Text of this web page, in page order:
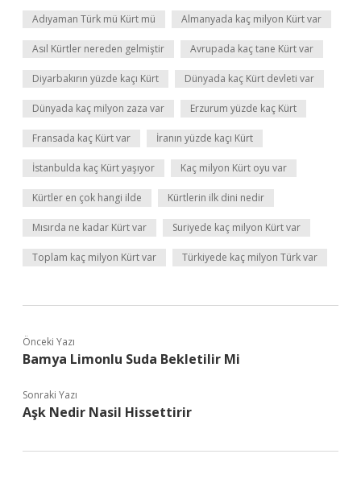
Adıyaman Türk mü Kürt mü Almanyada kaç milyon Kürt var
Asıl Kürtler nereden gelmiştir Avrupada kaç tane Kürt var
Diyarbakırın yüzde kaçı Kürt Dünyada kaç Kürt devleti var
Dünyada kaç milyon zaza var Erzurum yüzde kaç Kürt
Fransada kaç Kürt var İranın yüzde kaçı Kürt
İstanbulda kaç Kürt yaşıyor Kaç milyon Kürt oyu var
Kürtler en çok hangi ilde Kürtlerin ilk dini nedir
Mısırda ne kadar Kürt var Suriyede kaç milyon Kürt var
Toplam kaç milyon Kürt var Türkiyede kaç milyon Türk var
Önceki Yazı
Bamya Limonlu Suda Bekletilir Mi
Sonraki Yazı
Aşk Nedir Nasil Hissettirir